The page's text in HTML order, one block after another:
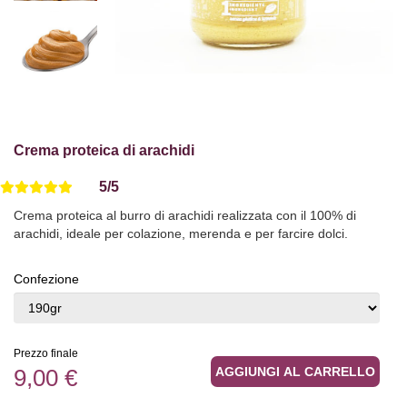
Crema proteica di arachidi
5/5
Crema proteica al burro di arachidi realizzata con il 100% di
arachidi, ideale per colazione, merenda e per farcire dolci.
Confezione
Prezzo finale
9,00 € AGGIUNGI AL CARRELLO